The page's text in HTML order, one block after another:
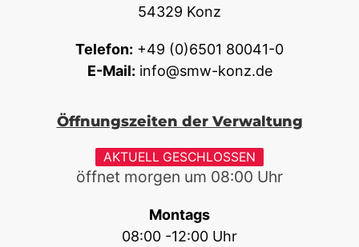
54329 Konz
Telefon: +49 (0)6501 80041-0
E-Mail: info@smw-konz.de
Öffnungszeiten der Verwaltung
AKTUELL GESCHLOSSEN
öffnet morgen um 08:00 Uhr
Montags
08:00 -12:00 Uhr